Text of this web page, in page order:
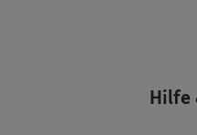
Hilfe